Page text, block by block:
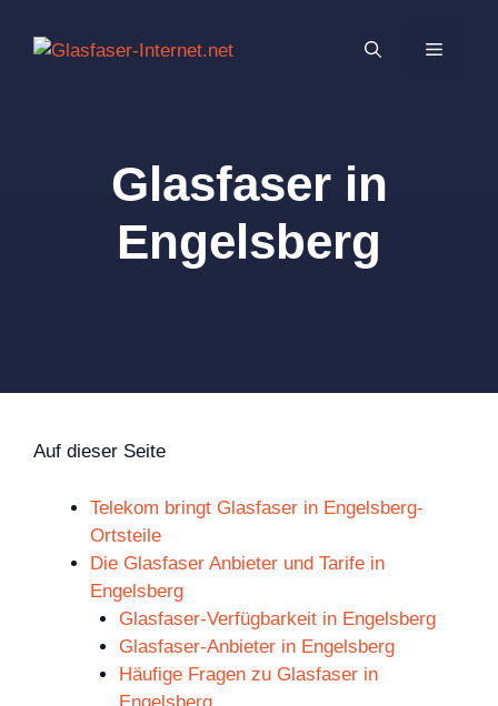
Inhalt
MENÜ
Glasfaser in
Engelsberg
Auf dieser Seite
Telekom bringt Glasfaser in Engelsberg-
Ortsteile
Die Glasfaser Anbieter und Tarife in
Engelsberg
Glasfaser-Verfügbarkeit in Engelsberg
Glasfaser-Anbieter in Engelsberg
Häufige Fragen zu Glasfaser in
Engelsberg